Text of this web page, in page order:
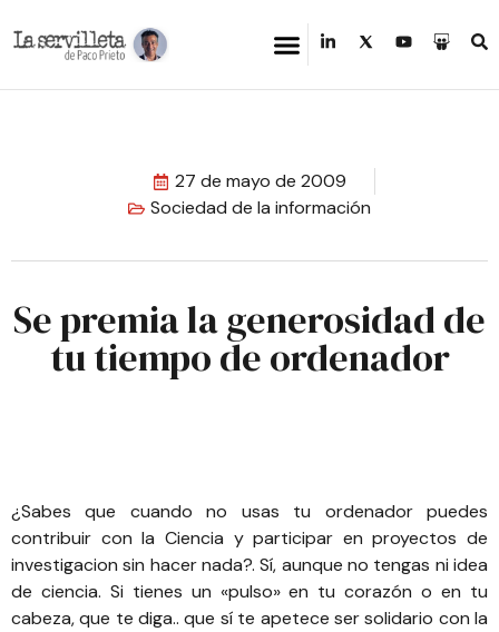
27 de mayo de 2009
Sociedad de la información
Se premia la generosidad de
tu tiempo de ordenador
¿Sabes que cuando no usas tu ordenador puedes
contribuir con la Ciencia y participar en proyectos de
investigacion sin hacer nada?. Sí, aunque no tengas ni idea
de ciencia. Si tienes un «pulso» en tu corazón o en tu
cabeza, que te diga.. que sí te apetece ser solidario con la